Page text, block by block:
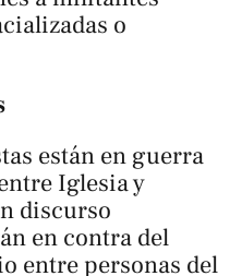
o
están en guerra
Iglesia y
discurso
en contra del
entre personas del